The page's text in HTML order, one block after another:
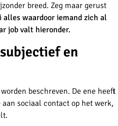
breed. Zeg maar gerust
alles waardoor iemand zich al
job valt hieronder.
en
beschreven. De ene heeft
sociaal contact op het werk,